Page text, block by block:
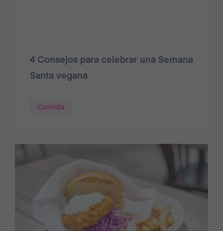
4 Consejos para celebrar una Semana
Santa vegana
Comida